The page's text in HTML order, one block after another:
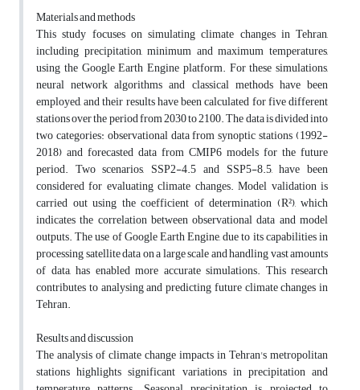
Materials and methods
This study focuses on simulating climate changes in Tehran,
including precipitation, minimum and maximum temperatures,
using the Google Earth Engine platform. For these simulations,
neural network algorithms and classical methods have been
employed, and their results have been calculated for five different
stations over the period from 2030 to 2100. The data is divided into
two categories: observational data from synoptic stations (1992-
2018) and forecasted data from CMIP6 models for the future
period. Two scenarios, SSP2-4.5 and SSP5-8.5, have been
considered for evaluating climate changes. Model validation is
carried out using the coefficient of determination (R²), which
indicates the correlation between observational data and model
outputs. The use of Google Earth Engine, due to its capabilities in
processing satellite data on a large scale and handling vast amounts
of data, has enabled more accurate simulations. This research
contributes to analysing and predicting future climate changes in
Tehran.
Results and discussion
The analysis of climate change impacts in Tehran's metropolitan
stations highlights significant variations in precipitation and